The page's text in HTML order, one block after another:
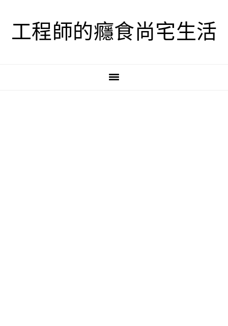
工程師的癮食尚宅生活